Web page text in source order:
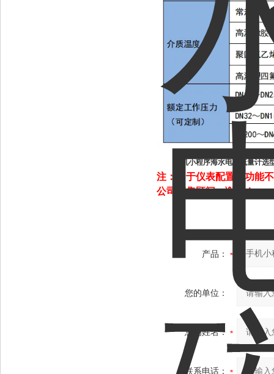
手机小程序海水电磁流量计选
注：由于仪表配置和功能
公司销售顾问，谢谢！
产品：
您的单位：
您的姓名：
联系电话：